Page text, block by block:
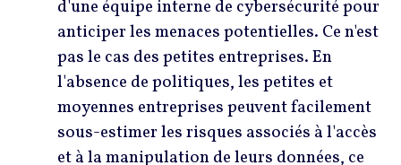
d'une équipe interne de cybersécurité pour
anticiper les menaces potentielles. Ce n'est
pas le cas des petites entreprises. En
l'absence de politiques, les petites et
moyennes entreprises peuvent facilement
sous-estimer les risques associés à l'accès
et à la manipulation de leurs données, ce